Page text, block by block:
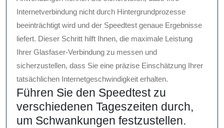
Internetverbindung nicht durch Hintergrundprozesse
beeinträchtigt wird und der Speedtest genaue Ergebnisse
liefert. Dieser Schritt hilft Ihnen, die maximale Leistung
Ihrer Glasfaser-Verbindung zu messen und
sicherzustellen, dass Sie eine präzise Einschätzung Ihrer
tatsächlichen Internetgeschwindigkeit erhalten.
Führen Sie den Speedtest zu
verschiedenen Tageszeiten durch,
um Schwankungen festzustellen.